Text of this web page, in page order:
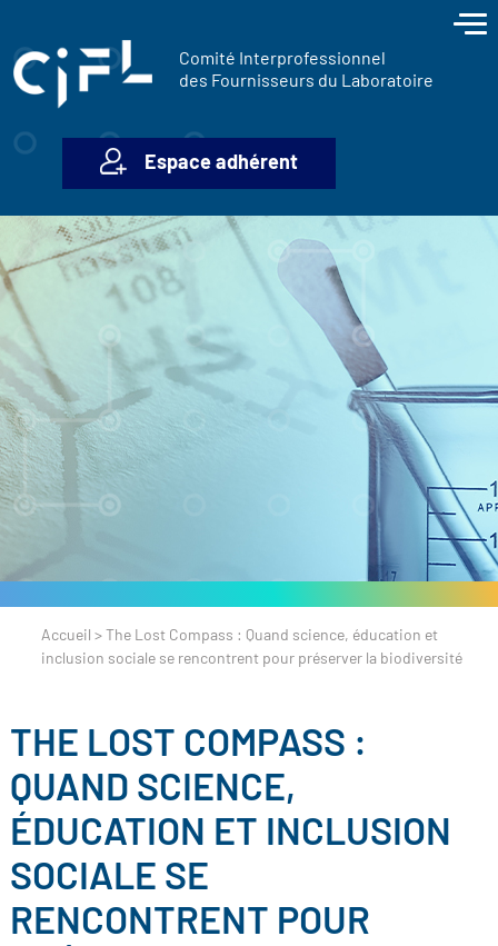
Comité Interprofessionnel
des Fournisseurs du Laboratoire
Espace adhérent
Accueil > The Lost Compass : Quand science, éducation et
inclusion sociale se rencontrent pour préserver la biodiversité
THE LOST COMPASS :
QUAND SCIENCE,
ÉDUCATION ET INCLUSION
SOCIALE SE
RENCONTRENT POUR